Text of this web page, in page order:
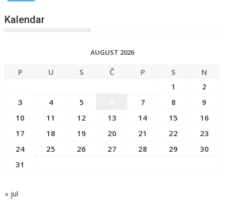
Kalendar
AUGUST 2026
P U S Č P S
N
1
2
3
4 5 7 8
9
10
11 12 13 14 15
16
17
18 19 20 21 22
23
24
25 26 27 28 29
30
31
« jul